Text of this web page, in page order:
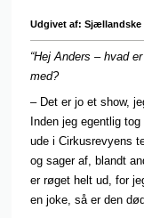
Udgivet af: Sjællandske
“Hej Anders – hvad
med?
– Det er jo et show,
Inden jeg egentlig
ude i Cirkusrevyens
og sager af, blandt
er røget helt ud, for
en joke, så er den